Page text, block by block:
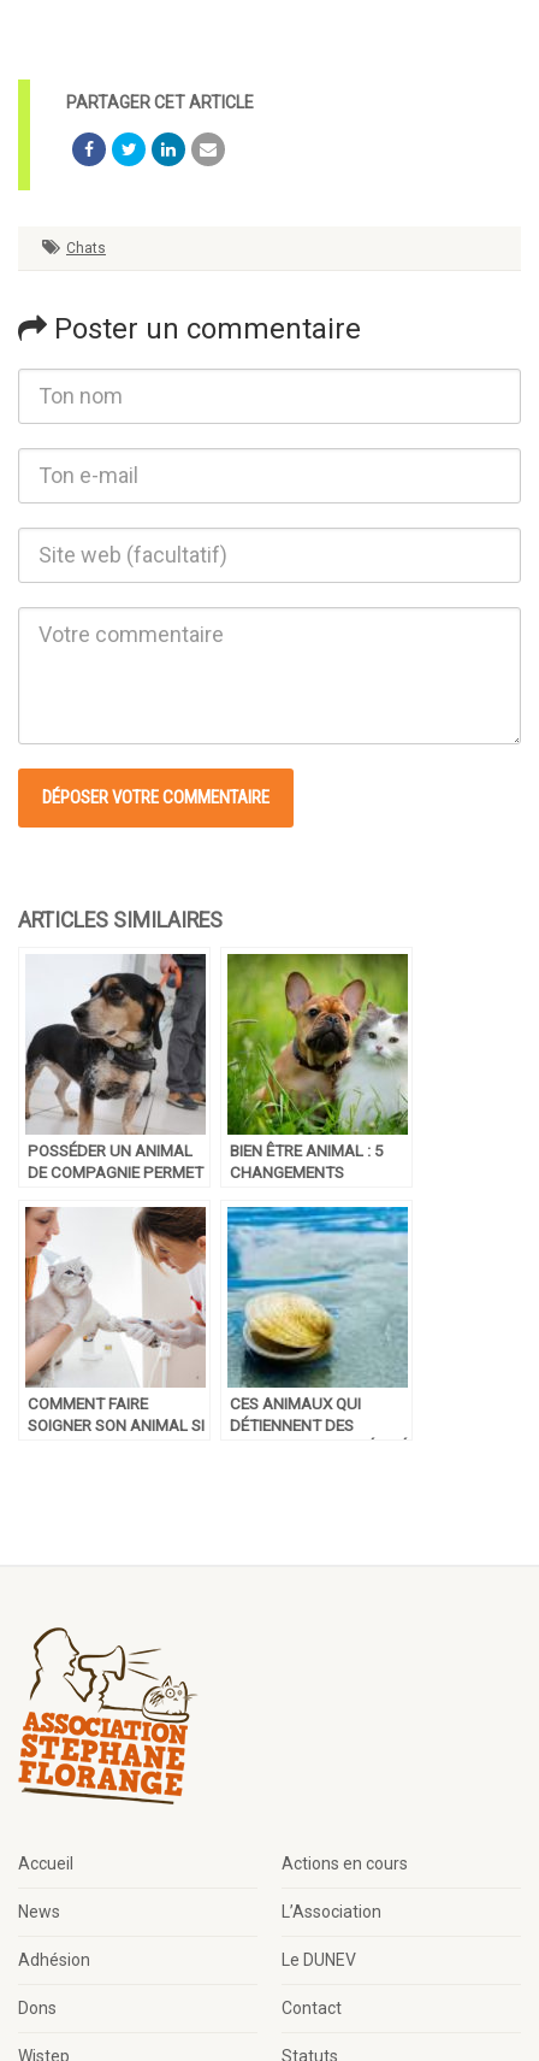
Chats
Poster un commentaire
POSSÉDER UN ANIMAL
DE COMPAGNIE PERMET
MEILLEURE SANTÉ
LORSQUE L’ON VIT SEUL
BIEN ÊTRE ANIMAL : 5
CHANGEMENTS
COMMENT FAIRE
SOIGNER SON ANIMAL SI
CES ANIMAUX QUI
DÉTIENNENT DES
Accueil Actions en cours
News L’Association
Adhésion Le DUNEV
Dons Contact
Wistep Statuts